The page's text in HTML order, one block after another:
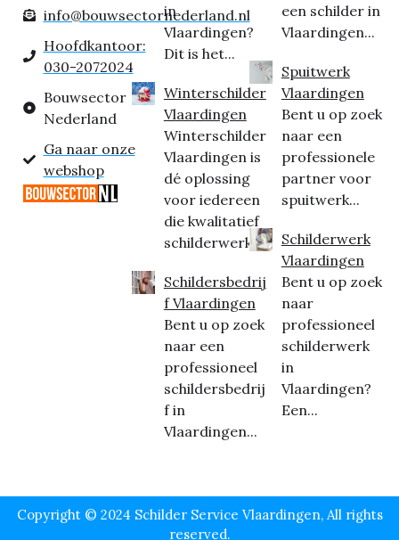
info@bouwsectornederland.nl
Hoofdkantoor:
030-2072024
Bouwsector
Nederland
Ga naar onze
webshop
in
Vlaardingen?
Dit is het...
Winterschilder
Vlaardingen
Winterschilder
Vlaardingen is
dé oplossing
voor iedereen
die kwalitatief
schilderwerk...
Schildersbedrij
f Vlaardingen
Bent u op zoek
naar een
professioneel
schildersbedrij
f in
Vlaardingen...
een schilder in
Vlaardingen...
Spuitwerk
Vlaardingen
Bent u op zoek
naar een
professionele
partner voor
spuitwerk...
Schilderwerk
Vlaardingen
Bent u op zoek
naar
professioneel
schilderwerk
in
Vlaardingen?
Een...
Copyright © 2024 Schilder Service Vlaardingen, All rights
reserved.